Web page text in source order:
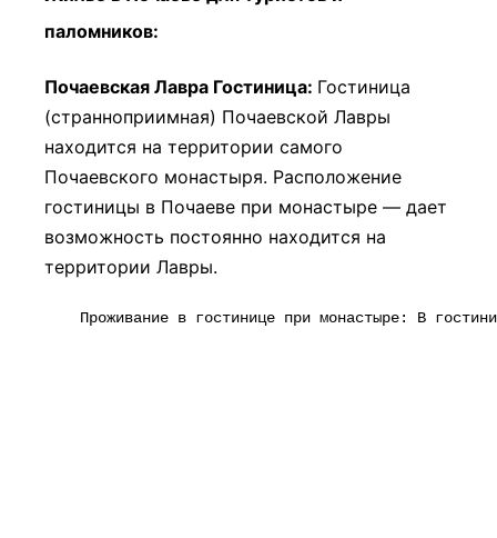
паломников:
Почаевская Лавра Гостиница: Гостиница
(странноприимная) Почаевской Лавры
находится на территории самого
Почаевского монастыря. Расположение
гостиницы в Почаеве при монастыре — дает
возможность постоянно находится на
территории Лавры.
Проживание в гостинице при монастыре: В